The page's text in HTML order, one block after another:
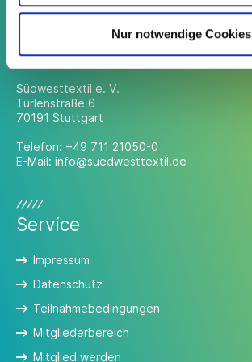
Nur notwendige Cookies
Kontakt
Südwesttextil e. V.
Türlenstraße 6
70191 Stuttgart
Telefon: +49 711 21050-0
E-Mail: info@suedwesttextil.de
Service
Impressum
Datenschutz
Teilnahmebedingungen
Mitgliederbereich
Mitglied werden